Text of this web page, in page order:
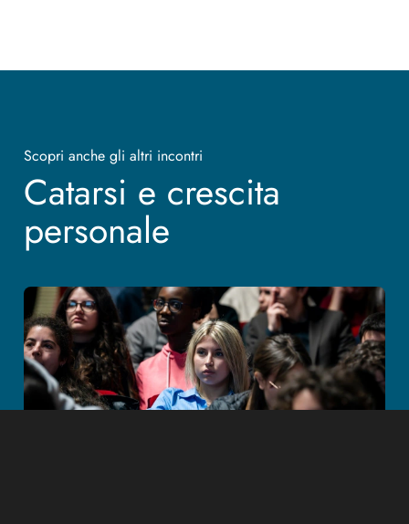
Scopri anche gli altri incontri
Catarsi e crescita
personale